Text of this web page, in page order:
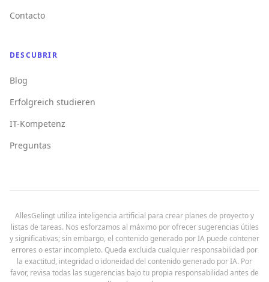
Contacto
DESCUBRIR
Blog
Erfolgreich studieren
IT-Kompetenz
Preguntas
AllesGelingt utiliza inteligencia artificial para crear planes de proyecto y
listas de tareas. Nos esforzamos al máximo por ofrecer sugerencias útiles
y significativas; sin embargo, el contenido generado por IA puede contener
errores o estar incompleto. Queda excluida cualquier responsabilidad por
la exactitud, integridad o idoneidad del contenido generado por IA. Por
favor, revisa todas las sugerencias bajo tu propia responsabilidad antes de